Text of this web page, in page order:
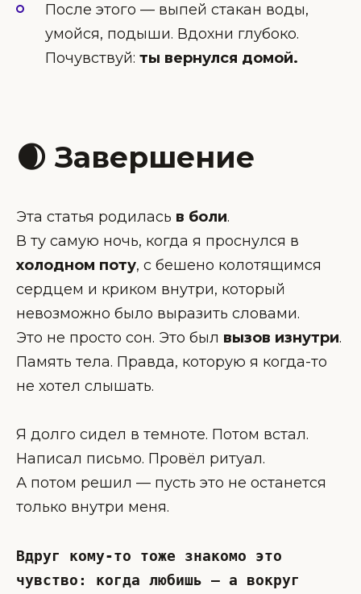
После этого — выпей стакан воды,
умойся, подыши. Вдохни глубоко.
Почувствуй: ты вернулся домой.
🌒 Завершение
Эта статья родилась в боли.
В ту самую ночь, когда я проснулся в
холодном поту, с бешено колотящимся
сердцем и криком внутри, который
невозможно было выразить словами.
Это не просто сон. Это был вызов изнутри.
Память тела. Правда, которую я когда-то
не хотел слышать.
Я долго сидел в темноте. Потом встал.
Написал письмо. Провёл ритуал.
А потом решил — пусть это не останется
только внутри меня.
Вдруг кому-то тоже знакомо это
чувство: когда любишь — а вокруг